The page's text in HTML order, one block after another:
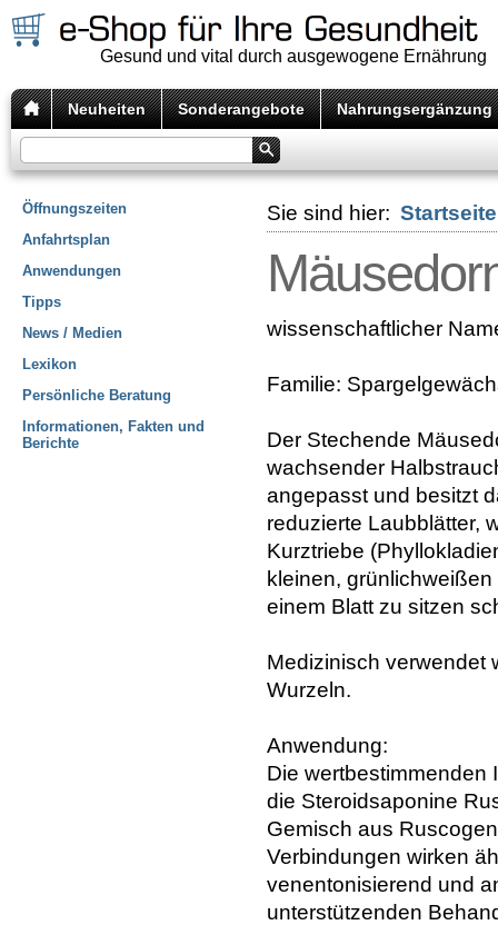
Gesund und vital durch ausgewogene Ernährung
Neuheiten Sonderangebote Nahrungsergänzung
Öffnungszeiten
Anfahrtsplan
Anwendungen
Tipps
News / Medien
Lexikon
Persönliche Beratung
Informationen, Fakten und
Berichte
Sie sind hier: Startseite
wissenschaftlicher
Familie:
Der Stechende
wachsender
angepasst und besitzt
reduzierte Laubblätter,
Kurztriebe
kleinen,
einem Blatt zu sitzen
Medizinisch verwendet
Wurzeln.
Anwendung:
Die wertbestimmenden
die Steroidsaponine
Gemisch aus
Verbindungen wirken
venentonisierend und
unterstützenden